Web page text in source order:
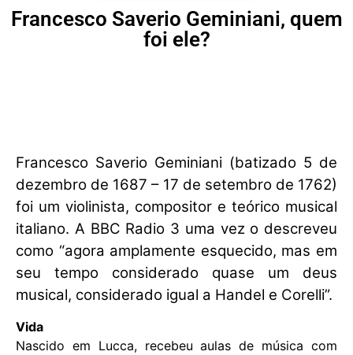
Francesco Saverio Geminiani, quem
foi ele?
Francesco Saverio Geminiani (batizado 5 de
dezembro de 1687 – 17 de setembro de 1762)
foi um violinista, compositor e teórico musical
italiano. A BBC Radio 3 uma vez o descreveu
como “agora amplamente esquecido, mas em
seu tempo considerado quase um deus
musical, considerado igual a Handel e Corelli”.
Vida
Nascido em Lucca, recebeu aulas de música com